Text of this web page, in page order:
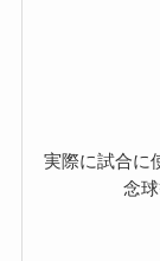
実際に試合に
念